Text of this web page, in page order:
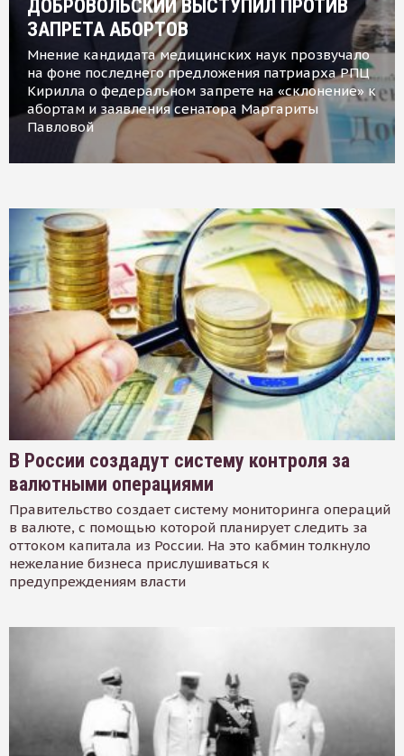
ДОБРОВОЛЬСКИЙ ВЫСТУПИЛ ПРОТИВ
ЗАПРЕТА АБОРТОВ
Мнение кандидата медицинских наук прозвучало
на фоне последнего предложения патриарха РПЦ
Кирилла о федеральном запрете на «склонение» к
абортам и заявления сенатора Маргариты
Павловой
В России создадут систему контроля за
валютными операциями
Правительство создает систему мониторинга операций
в валюте, с помощью которой планирует следить за
оттоком капитала из России. На это кабмин толкнуло
нежелание бизнеса прислушиваться к
предупреждениям власти